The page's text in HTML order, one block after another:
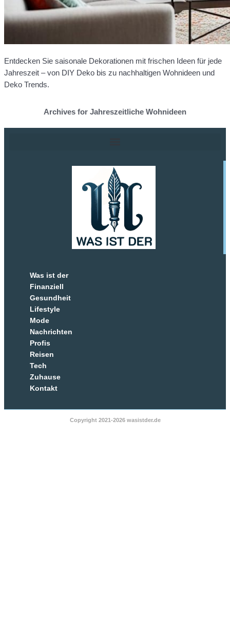
Entdecken Sie saisonale Dekorationen mit frischen Ideen für jede
Jahreszeit – von DIY Deko bis zu nachhaltigen Wohnideen und
Deko Trends.
Archives for Jahreszeitliche Wohnideen
Was ist der
Finanziell
Gesundheit
Lifestyle
Mode
Nachrichten
Profis
Reisen
Tech
Zuhause
Kontakt
Copyright 2021-2026 wasistder.de